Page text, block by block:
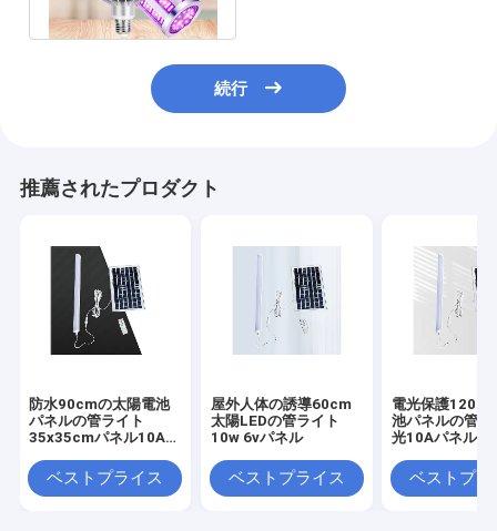
続行
推薦されたプロダクト
防水90cmの太陽電池
パネルの管ライト
35x35cmパネル10A
ベストプライス
屋外人体の誘導60cm
太陽LEDの管ライト
10w 6vパネル
ベストプライス
電光保護
池パネルの管ラ
光10Aパネル
ベストプラ